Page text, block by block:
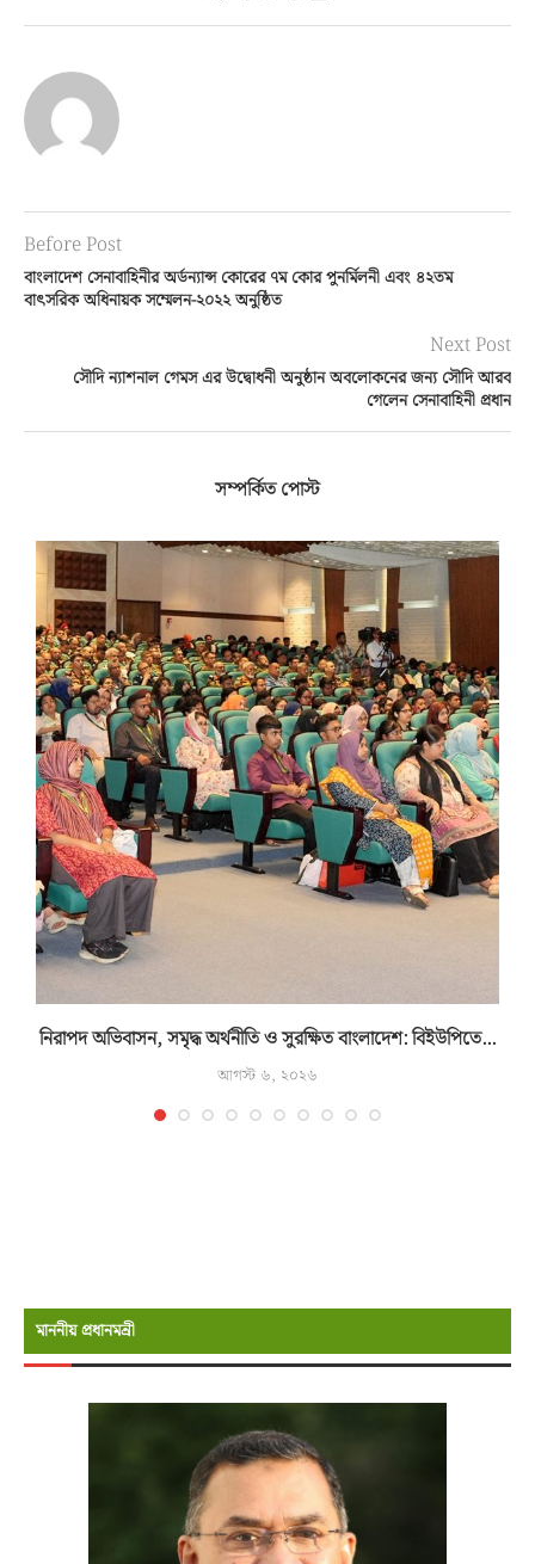
Before Post
বাংলাদেশ সেনাবাহিনীর অর্ডন্যান্স কোরের ৭ম কোর পুনর্মিলনী এবং ৪২তম
বাৎসরিক অধিনায়ক সম্মেলন-২০২২ অনুষ্ঠিত
Next Post
সৌদি ন্যাশনাল গেমস এর উদ্বোধনী অনুষ্ঠান অবলোকনের জন্য সৌদি আরব
গেলেন সেনাবাহিনী প্রধান
সম্পর্কিত পোস্ট
নিরাপদ অভিবাসন, সমৃদ্ধ অর্থনীতি ও সুরক্ষিত বাংলাদেশ: বিইউপিতে...
আগস্ট ৬, ২০২৬
মাননীয় প্রধানমন্রী